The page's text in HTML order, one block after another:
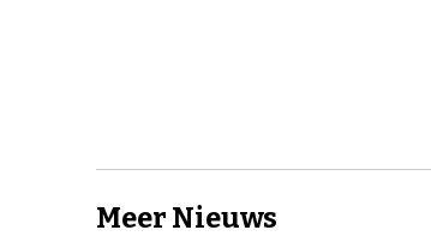
Meer Nieuws